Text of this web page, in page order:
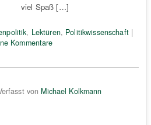
viel Spaß […]
, Lektüren, Politikwissenschaft|
Kommentare
von Michael Kolkmann